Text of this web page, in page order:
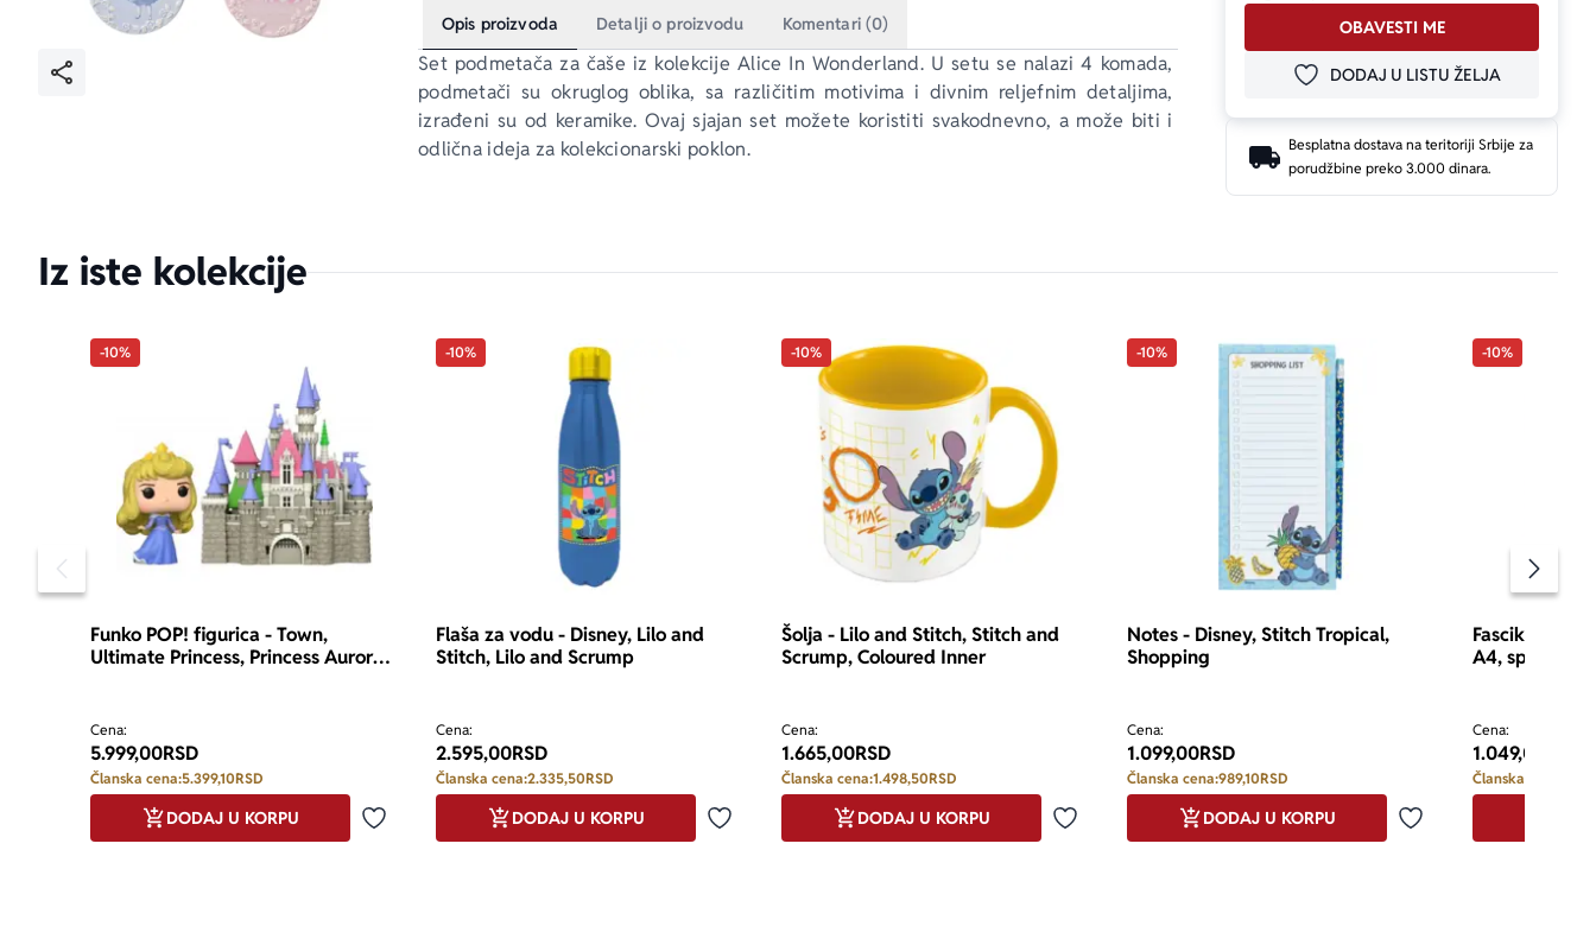
Opis proizvoda Detalji o proizvodu Komentari (0)
Set podmetača za čaše iz kolekcije Alice In Wonderland. U setu se nalazi 4 komada,
podmetači su okruglog oblika, sa različitim motivima i divnim reljefnim detaljima,
izrađeni su od keramike. Ovaj sjajan set možete koristiti svakodnevno, a može biti i
odlična ideja za kolekcionarski poklon.
OBAVESTI ME
DODAJ U OMILJENE
DODAJ U LISTU ŽELJA
Besplatna dostava na teritoriji Srbije za
porudžbine preko 3.000 dinara.
Iz iste kolekcije
Pomeranje sadržaja slajdera u levo
-10%
Funko POP! figurica - Town,
Ultimate Princess, Princess Aurora
Cena:
5.999,00RSD
Članska cena:5.399,10RSD
Dodaj u omiljene
DODAJ U KORPU
-10%
Flaša za vodu - Disney, Lilo and
Stitch, Lilo and Scrump
Cena:
2.595,00RSD
Članska cena:2.335,50RSD
Dodaj u omiljene
DODAJ U KORPU
-10%
Šolja - Lilo and Stitch, Stitch and
Scrump, Coloured Inner
Cena:
1.665,00RSD
Članska cena:1.498,50RSD
Dodaj u omiljene
DODAJ U KORPU
-10%
Notes - Disney, Stitch Tropical,
Shopping
Cena:
1.099,00RSD
Članska cena:989,10RSD
Dodaj u omiljene
DODAJ U KORPU
-10%
Fascikla -
A4, spirala
Cena:
1.049,00
Članska cena: